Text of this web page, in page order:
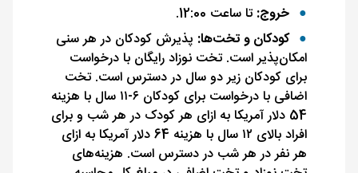
خروج:تا ساعت 12:00.
کودکان و تخت‌ها: پذیرش کودکان در هر سنی
امکان‌پذیر است. تخت نوزاد رایگان با درخواست
برای کودکان زیر دو سال در دسترس است. تخت
اضافی با درخواست برای کودکان ۶-۱۱ سال با هزینه
54 دلار آمریکا به ازای هر کودک در هر شب و برای
افراد بالای ۱۲ سال با هزینه 64 دلار آمریکا به ازای
هر نفر در هر شب در دسترس است. هزینه‌های